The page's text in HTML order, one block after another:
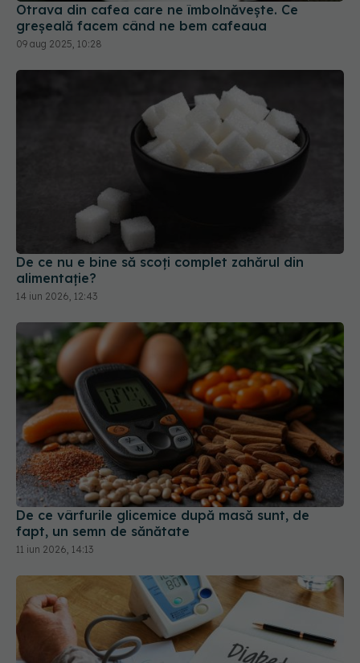
Otrava din cafea care ne îmbolnăvește. Ce
greșeală facem când ne bem cafeaua
09 aug 2025, 10:28
De ce nu e bine să scoți complet zahărul din
alimentație?
14 iun 2026, 12:43
De ce vârfurile glicemice după masă sunt, de
fapt, un semn de sănătate
11 iun 2026, 14:13